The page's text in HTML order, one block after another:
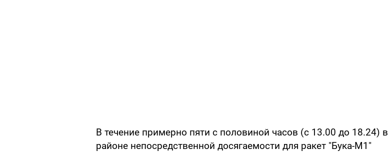
В течение примерно пяти с половиной часов (с 13.00 до 18.24) в
районе непосредственной досягаемости для ракет "Бука-М1"